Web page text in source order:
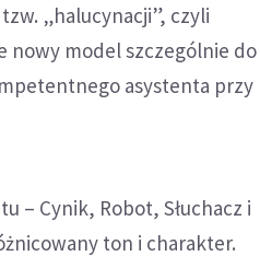
„halucynacji”, czyli
nowy model szczególnie do
asystenta przy
– Cynik, Robot, Słuchacz i
ton i charakter.